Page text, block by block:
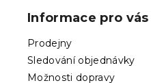
Informace pro vás
Prodejny
Sledování objednávky
Možnosti dopravy